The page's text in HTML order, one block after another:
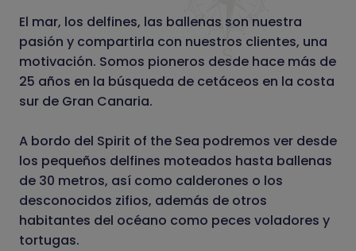
El mar, los delfines, las ballenas son nuestra
pasión y compartirla con nuestros clientes, una
motivación. Somos pioneros desde hace más de
25 años en la búsqueda de cetáceos en la costa
sur de Gran Canaria.
A bordo del Spirit of the Sea podremos ver desde
los pequeños delfines moteados hasta ballenas
de 30 metros, así como calderones o los
desconocidos zifios, además de otros
habitantes del océano como peces voladores y
tortugas.